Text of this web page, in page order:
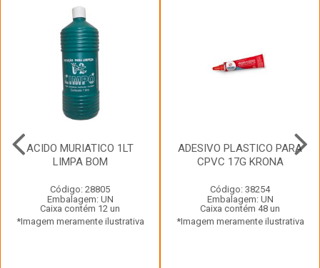
ACIDO MURIATICO 1LT
LIMPA BOM
Código: 28805
Embalagem: UN
Caixa contém 12 un
*Imagem meramente ilustrativa
ADESIVO PLASTICO PARA
CPVC 17G KRONA
Código: 38254
Embalagem: UN
Caixa contém 48 un
*Imagem meramente ilustrativa